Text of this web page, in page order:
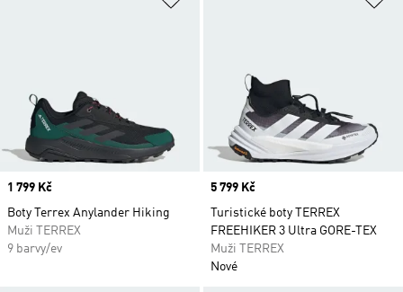
Price
1 799 Kč
Boty Terrex Anylander Hiking
Muži TERREX
9 barvy/ev
Price
5 799 Kč
Turistické boty TERREX
FREEHIKER 3 Ultra GORE-TEX
Muži TERREX
Nové